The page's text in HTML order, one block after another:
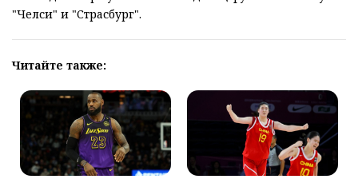
"Челси" и "Страсбург".
Читайте также: